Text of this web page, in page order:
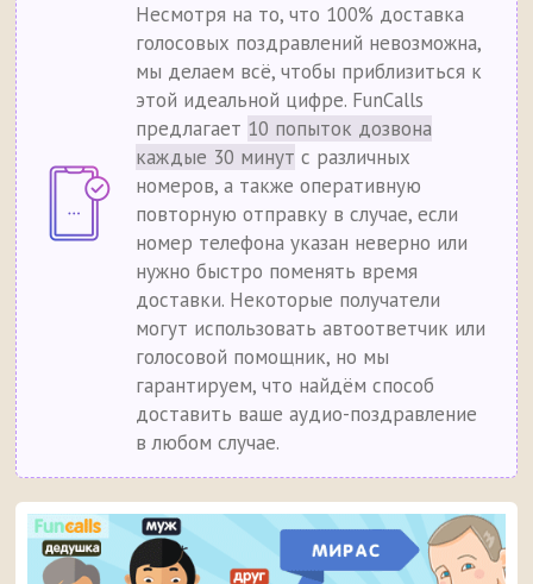
Несмотря на то, что 100% доставка
голосовых поздравлений невозможна,
мы делаем всё, чтобы приблизиться к
этой идеальной цифре. FunCalls
предлагает 10 попыток дозвона
каждые 30 минут с различных
номеров, а также оперативную
повторную отправку в случае, если
номер телефона указан неверно или
нужно быстро поменять время
доставки. Некоторые получатели
могут использовать автоответчик или
голосовой помощник, но мы
гарантируем, что найдём способ
доставить ваше аудио-поздравление
в любом случае.